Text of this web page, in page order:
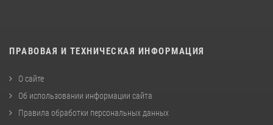
ПРАВОВАЯ И ТЕХНИЧЕСКАЯ ИНФОРМАЦИЯ
О сайте
Об использовании информации сайта
Правила обработки персональных данных